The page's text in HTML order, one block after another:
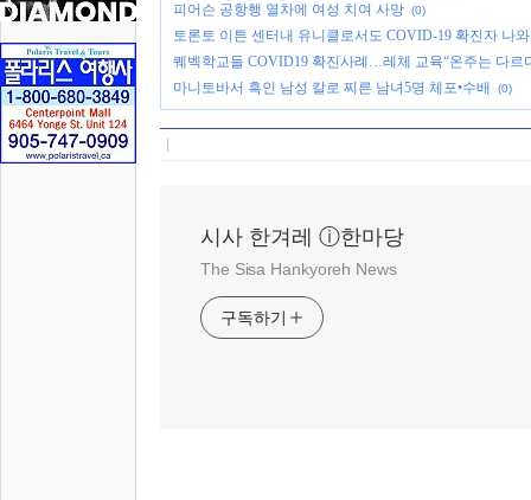
피어슨 공항행 열차에 여성 치여 사망 (0)
토론토 이튼 센터내 유니클로서도 COVID-19 확진자 나와
퀘벡학교들 COVID19 확진사례…레체 교육“온주는 다르
마니토바서 흑인 남성 칼로 찌른 남녀5명 체포•수배
(0)
시사 한겨레 ⓘ한마당
The Sisa Hankyoreh News
구독하기